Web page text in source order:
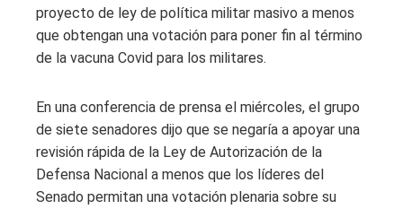
proyecto de ley de política militar masivo a menos
que obtengan una votación para poner fin al término
de la vacuna Covid para los militares.
En una conferencia de prensa el miércoles, el grupo
de siete senadores dijo que se negaría a apoyar una
revisión rápida de la Ley de Autorización de la
Defensa Nacional a menos que los líderes del
Senado permitan una votación plenaria sobre su